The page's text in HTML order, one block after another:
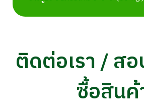
ติดต่อเรา / ส
ซื้อสินค้